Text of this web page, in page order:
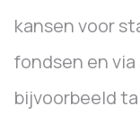
kansen voor
fondsen en via
bijvoorbeeld